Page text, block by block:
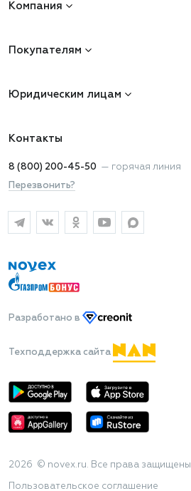
Компания
Покупателям
Юридическим лицам
Контакты
8 (800) 200-45-50 — горячая линия
Перезвонить?
Разработано в
Техподдержка сайта
2026 © novex.ru. Все права защищены
Пользовательское соглашение